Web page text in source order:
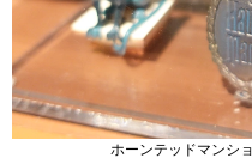
ホーンテッドマンシ